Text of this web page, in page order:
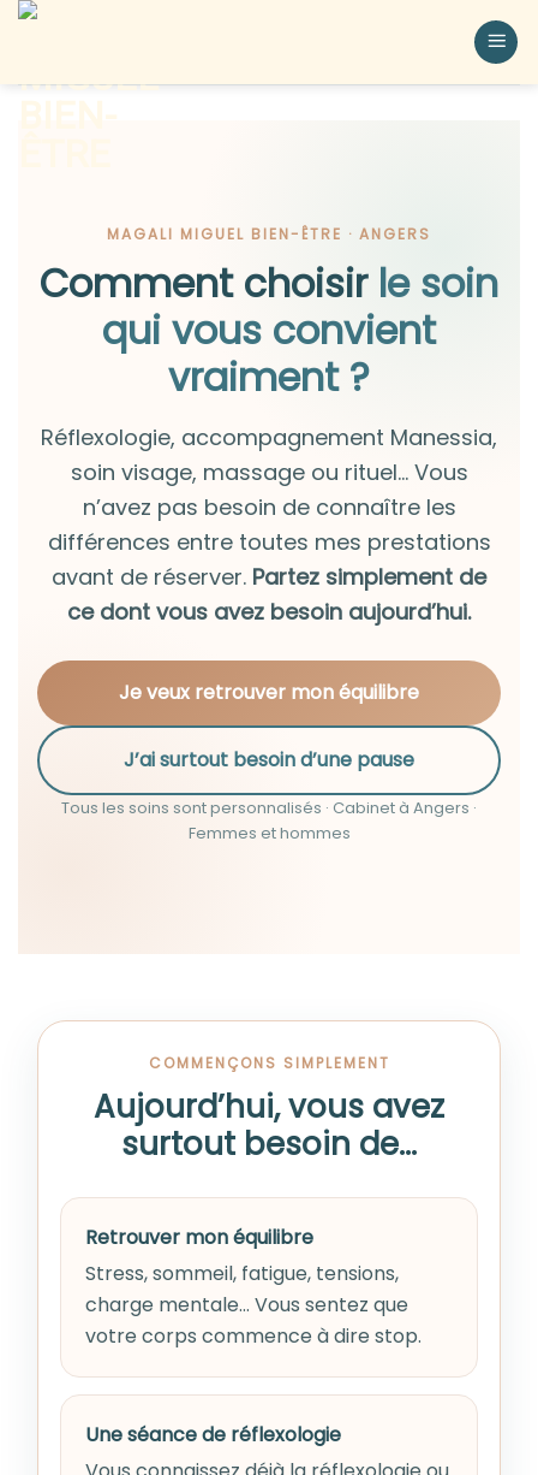
MAGALI MIGUEL BIEN-ÊTRE · ANGERS
Comment choisir le soin
qui vous convient
vraiment ?
Réflexologie, accompagnement Manessia,
soin visage, massage ou rituel… Vous
n’avez pas besoin de connaître les
différences entre toutes mes prestations
avant de réserver. Partez simplement de
ce dont vous avez besoin aujourd’hui.
Je veux retrouver mon équilibre
J’ai surtout besoin d’une pause
Tous les soins sont personnalisés · Cabinet à Angers ·
Femmes et hommes
COMMENÇONS SIMPLEMENT
Aujourd’hui, vous avez
surtout besoin de…
Retrouver mon équilibre
Stress, sommeil, fatigue, tensions,
charge mentale… Vous sentez que
votre corps commence à dire stop.
Une séance de réflexologie